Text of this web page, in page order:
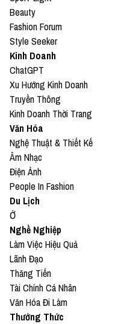
Beauty
Fashion Forum
Style Seeker
Kinh Doanh
ChatGPT
Xu Hướng Kinh Doanh
Truyền Thông
Kinh Doanh Thời Trang
Văn Hóa
Nghệ Thuật & Thiết Kế
Âm Nhạc
Điện Ảnh
People In Fashion
Du Lịch
Ở
Nghề Nghiệp
Làm Việc Hiệu Quả
Lãnh Đạo
Thăng Tiến
Tài Chính Cá Nhân
Văn Hóa Đi Làm
Thưởng Thức